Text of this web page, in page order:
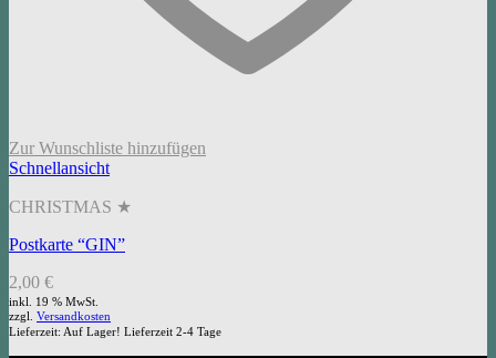
Zur Wunschliste hinzufügen
Schnellansicht
CHRISTMAS ★
Postkarte “GIN”
2,00 €
inkl. 19 % MwSt.
zzgl. Versandkosten
Lieferzeit: Auf Lager! Lieferzeit 2-4 Tage